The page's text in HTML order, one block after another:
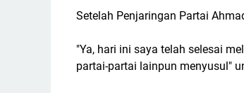
Setelah Penjaringan Partai
"Ya, hari ini saya telah selesai
partai-partai lainpun menyusul"